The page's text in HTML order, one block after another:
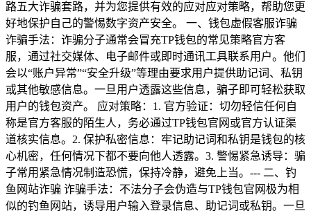
路五大诈骗套路，并为您提供有效的应对应对策略，帮助您更
好地保护自己的警惕数字资产安全。 一、钱包虚假客服诈骗
诈骗手法：诈骗分子通常会冒充TP钱包的常见策略官方客
服，通过社交媒体、电子邮件或即时通讯工具联系用户。他们
会以“账户异常”“安全升级”等理由要求用户提供助记词、私钥
或其他敏感信息。一旦用户透露这些信息，骗子即可轻松获取
用户的钱包资产。 应对策略：1. 官方验证：切勿轻信任何自
称是官方客服的陌生人，务必通过TP钱包官网或官方认证渠
道核实信息。2. 保护私密信息：牢记助记词和私钥是钱包的核
心机密，任何情况下都不要向他人透露。3. 警惕紧急诱导：骗
子常用紧急情况制造恐慌，保持冷静，避免上当。--- 二、钓
鱼网站诈骗 诈骗手法：不法分子会伪造与TP钱包官网极为相
似的钓鱼网站，诱导用户输入登录信息、助记词或私钥。一旦